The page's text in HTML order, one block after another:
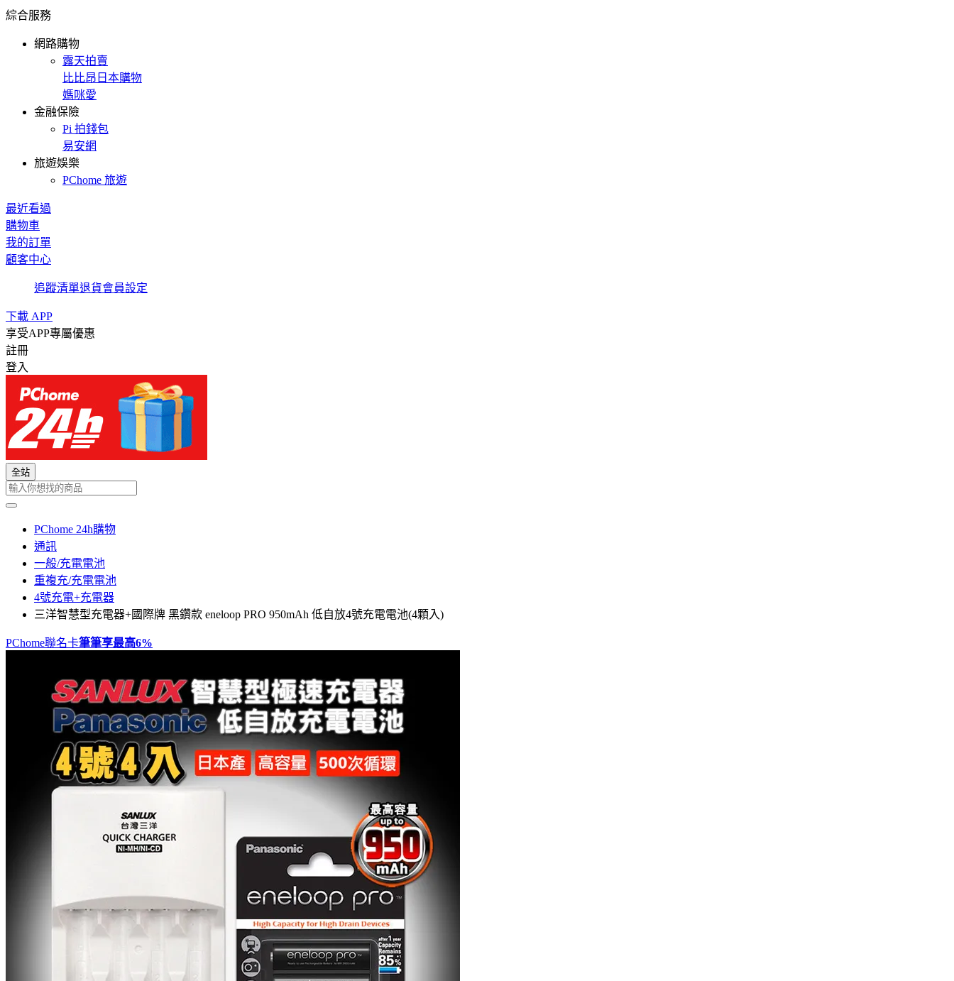
綜合服務
網路購物
露天拍賣
比比昂日本購物
媽咪愛
金融保險
Pi 拍錢包
易安網
旅遊娛樂
PChome 旅遊
最近看過
購物車
我的訂單
顧客中心
追蹤清單退貨會員設定
下載 APP
享受APP專屬優惠
註冊
登入
全站
PChome 24h購物
通訊
一般/充電電池
重複充/充電電池
4號充電+充電器
三洋智慧型充電器+國際牌 黑鑽款 eneloop PRO 950mAh 低自放4號充電電池(4顆入)
PChome聯名卡筆筆享最高6%